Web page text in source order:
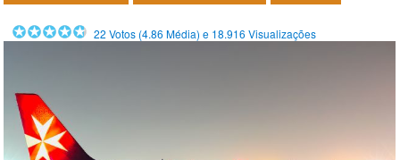
22 Votos (4.86 Média) e 18.916 Visualizações